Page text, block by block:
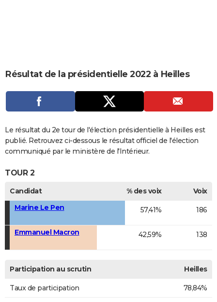
CARTE DE VOEUX
DICTIONNAIRE
Dictionnaire
Biographies
Expressions
Proverbes
PROGRAMME TV
COPAINS D'AVANT
Se connecter
Collèges
Universités
Entreprises
Service militaire
Avis de recherche
AVIS DE DÉCÈS
FORUM
Bricolage
Culture
Television
Voyage
Résultat de la présidentielle 2022 à Heilles
Le résultat du 2e tour de l'élection présidentielle à Heilles est
publié. Retrouvez ci-dessous le résultat officiel de l'élection
communiqué par le ministère de l'Intérieur.
TOUR 2
Candidat % des voix
Voix
Marine Le Pen
57,41% 186
Emmanuel Macron 42,59% 138
Participation au scrutin Heilles
Taux de participation 78,84%